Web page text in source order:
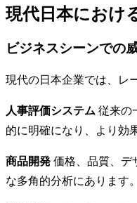
現代日本におけ
ビジネスシーンでの
現代の日本企業では、レ
人事評価システム 従来の
的に明確になり、より効
商品開発 価格、品質、デ
な多角的分析にあります。